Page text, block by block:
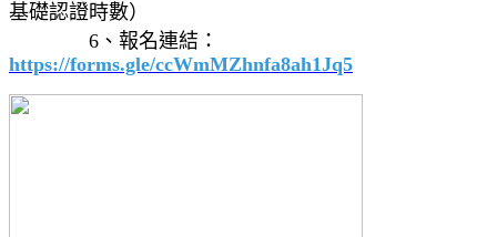
基礎認證時數）
6、報名連結：
https://forms.gle/ccWmMZhnfa8ah1Jq5